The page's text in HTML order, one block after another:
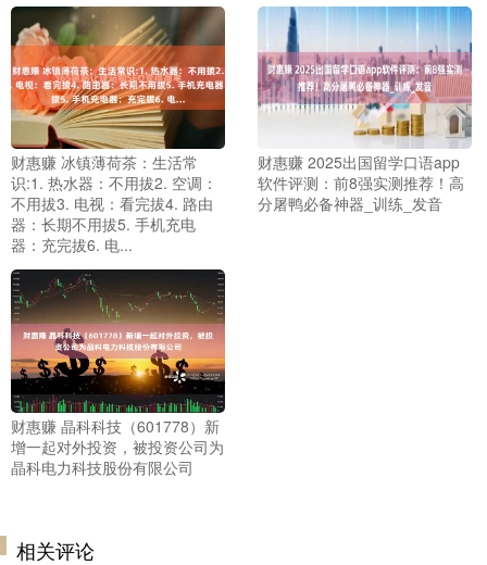
财惠赚 冰镇薄荷茶：生活常
识:1. 热水器：不用拔2. 空调：
不用拔3. 电视：看完拔4. 路由
器：长期不用拔5. 手机充电
器：充完拔6. 电...
财惠赚 2025出国留学口语app
软件评测：前8强实测推荐！高
分屠鸭必备神器_训练_发音
财惠赚 晶科科技（601778）新
增一起对外投资，被投资公司为
晶科电力科技股份有限公司
相关评论